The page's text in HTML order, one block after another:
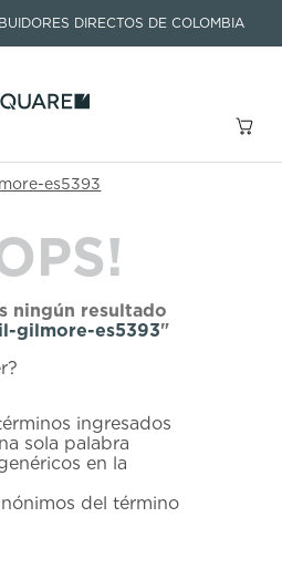
DIRECTOS DE COLOMBIA
es5393
ningún resultado
gilmore-es5393"
ingresados
sola palabra
en la
del término
TÉRMINOS MÁS BUSCADOS
seastar
2.
aviation
5.
longines
6.
prc
7.
prx